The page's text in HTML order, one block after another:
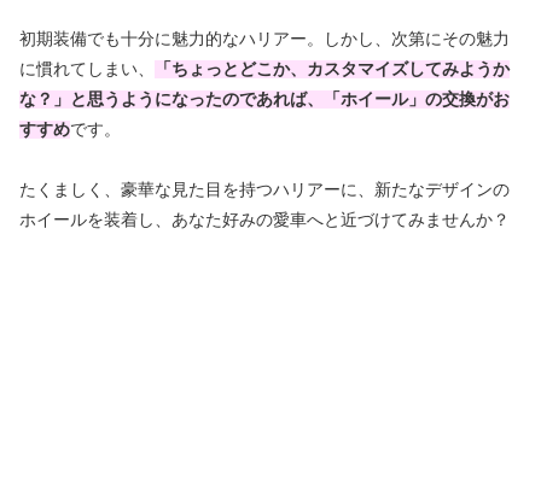
初期装備でも十分に魅力的なハリアー。しかし、次第にその魅力
に慣れてしまい、
「ちょっとどこか、カスタマイズしてみようか
な？」と思うようになったのであれば、「ホイール」の交換がお
すすめです。
たくましく、豪華な見た目を持つハリアーに、新たなデザインの
ホイールを装着し、あなた好みの愛車へと近づけてみませんか？